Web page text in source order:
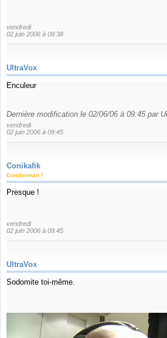
vendredi
02 juin 2006 à 09:38
UltraVox
Enculeur
Dernière modification le 02/06/06 à 09:45 par
vendredi
02 juin 2006 à 09:45
Conikafik
Condorman !
Presque !
vendredi
02 juin 2006 à 09:45
UltraVox
Sodomite toi-même.